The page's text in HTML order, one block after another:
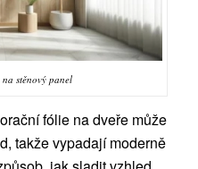
stěnový panel
fólie na dveře může
takže vypadají moderně